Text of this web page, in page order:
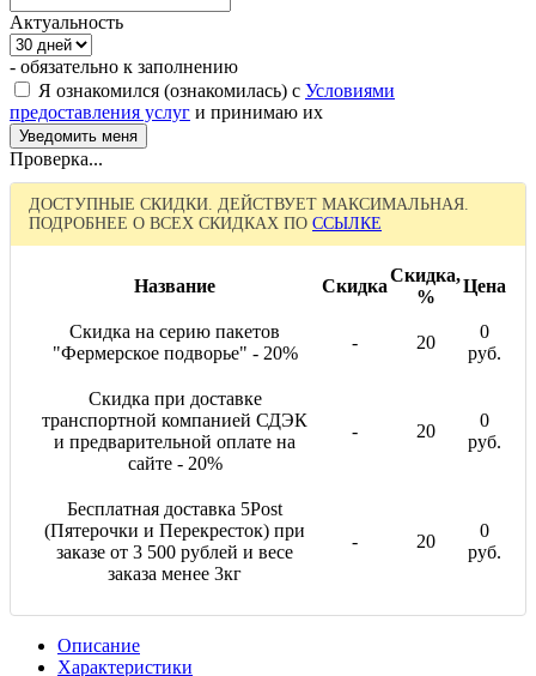
Актуальность
- обязательно к заполнению
Я ознакомился (ознакомилась) с Условиями
предоставления услуг и принимаю их
Проверка...
ДОСТУПНЫЕ СКИДКИ. ДЕЙСТВУЕТ МАКСИМАЛЬНАЯ.
ПОДРОБНЕЕ О ВСЕХ СКИДКАХ ПО ССЫЛКЕ
Название Скидка
Скидка,
%
Цена
Скидка на серию пакетов
"Фермерское подворье" - 20%
- 20
0
руб.
Скидка при доставке
транспортной компанией СДЭК
и предварительной оплате на
сайте - 20%
- 20
0
руб.
Бесплатная доставка 5Post
(Пятерочки и Перекресток) при
заказе от 3 500 рублей и весе
заказа менее 3кг
- 20
0
руб.
Описание
Характеристики